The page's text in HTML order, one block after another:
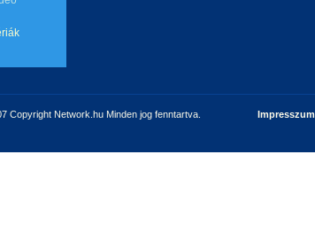
Copyright Network.hu Minden jog fenntartva. Impresszum